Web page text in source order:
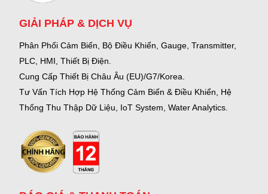
GIẢI PHÁP & DỊCH VỤ
Phân Phối Cảm Biến, Bộ Điều Khiển, Gauge, Transmitter,
PLC, HMI, Thiết Bị Điện.
Cung Cấp Thiết Bị Châu Âu (EU)/G7/Korea.
Tư Vấn Tích Hợp Hệ Thống Cảm Biến & Điều Khiển, Hệ
Thống Thu Thập Dữ Liệu, IoT System, Water Analytics.